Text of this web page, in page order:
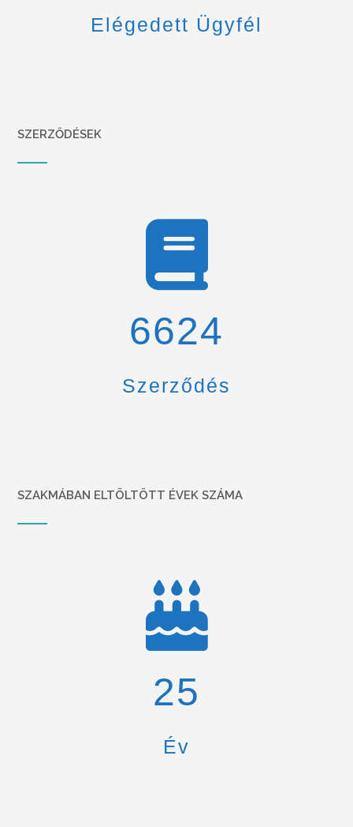
Elégedett Ügyfél
SZERZŐDÉSEK
6900
Szerződés
SZAKMÁBAN ELTÖLTÖTT ÉVEK SZÁMA
26
Év